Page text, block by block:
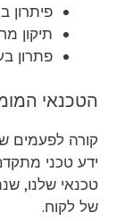
פיתרון
תיקון
פתרון
הטכנאי
קורה לפעמים
ידע טכני
טכנאי שלנו,
של לקוח.